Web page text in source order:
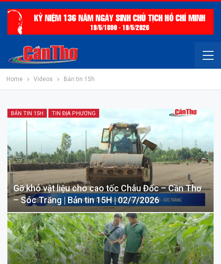
Home Videos Bản tin 15h
BẢN TIN 15H TIN ĐỊA PHƯƠNG
Gỡ khó vật liệu cho cao tốc Châu Đốc – Cần Thơ
– Sóc Trăng | Bản tin 15H | 02/7/2026